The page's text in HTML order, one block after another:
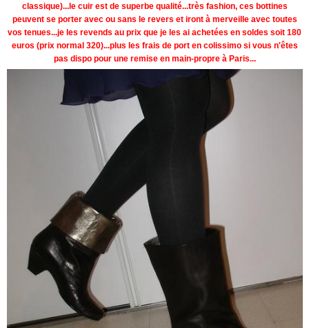
classique)...le cuir est de superbe qualité...très fashion, ces bottines
peuvent se porter avec ou sans le revers et iront à merveille avec toutes
vos tenues...je les revends au prix que je les ai achetées en soldes soit 180
euros (prix normal 320)...plus les frais de port en colissimo si vous n'êtes
pas dispo pour une remise en main-propre à Paris...